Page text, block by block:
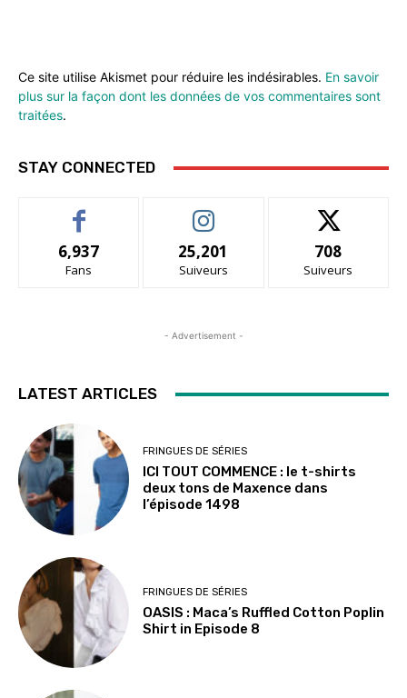
Ce site utilise Akismet pour réduire les indésirables. En savoir
plus sur la façon dont les données de vos commentaires sont
traitées.
STAY CONNECTED
6,937
Fans
25,201
Suiveurs
708
Suiveurs
- Advertisement -
LATEST ARTICLES
FRINGUES DE SÉRIES
ICI TOUT COMMENCE : le t-shirts
deux tons de Maxence dans
l’épisode 1498
FRINGUES DE SÉRIES
OASIS : Maca’s Ruffled Cotton Poplin
Shirt in Episode 8